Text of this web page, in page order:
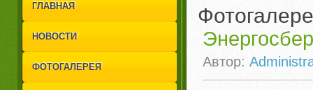
ГЛАВНАЯ
НОВОСТИ
ФОТОГАЛЕРЕЯ Автор: